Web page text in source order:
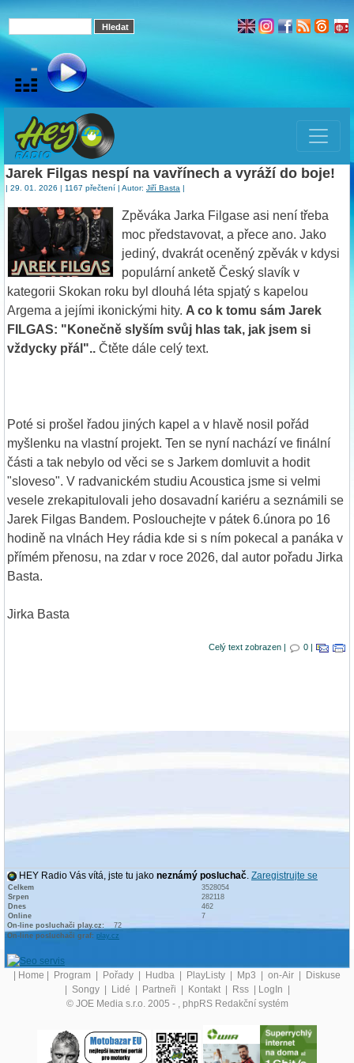
Jarek Filgas nespí na vavřínech a vyráží do boje!
| 29. 01. 2026 | 1167 přečtení | Autor: Jiří Basta |
Zpěváka Jarka Filgase asi není třeba
moc představovat, a přece ano. Jako
jediný, dvakrát oceněný zpěvák v kdysi
populární anketě Český slavík v
kategorii Skokan roku byl dlouhá léta spjatý s kapelou
Argema a jejími ikonickými hity. A co k tomu sám Jarek
FILGAS: "Konečně slyším svůj hlas tak, jak jsem si
vždycky přál".. Čtěte dále celý text.
Poté si prošel řadou jiných kapel a v hlavě nosil pořád
myšlenku na vlastní projekt. Ten se nyní nachází ve finální
části a tak nebylo od věci se s Jarkem domluvit a hodit
"sloveso". V radvanickém studiu Acoustica jsme si velmi
vesele zrekapitulovali jeho dosavadní kariéru a seznámili se
Jarek Filgas Bandem. Poslouchejte v pátek 6.února po 16
hodině na vlnách Hey rádia kde si s ním pokecal a panáka v
přímém přenosu, na zdar v roce 2026, dal autor pořadu Jirka
Basta.
Jirka Basta
Celý text zobrazen | 0 |
HEY Radio Vás vítá, jste tu jako neznámý posluchač. Zaregistrujte se
Celkem
3528054
Srpen
282118
Dnes
462
Online
7
On-line posluchači play.cz:
72
On-line posluchači graf: play.cz
Home Program Pořady Hudba PlayListy Mp3 on-Air
Diskuse
Songy Lidé Partneři Kontakt Rss LogIn
© JOE Media s.r.o. 2005 - , phpRS Redakční systém